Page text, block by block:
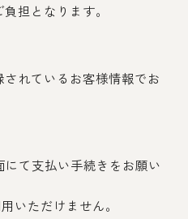
担となります。
れているお客様情報でお
にて支払い手続きをお願い
いただけません。